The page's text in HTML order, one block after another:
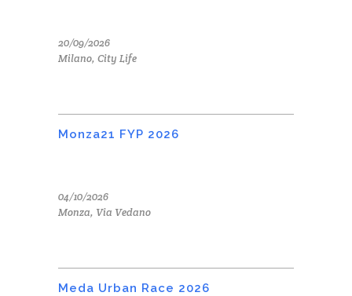
20/09/2026
Milano, City Life
Monza21 FYP 2026
04/10/2026
Monza, Via Vedano
Meda Urban Race 2026